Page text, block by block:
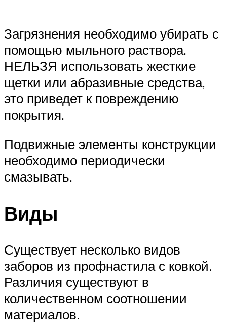
Загрязнения необходимо убирать с
помощью мыльного раствора.
НЕЛЬЗЯ использовать жесткие
щетки или абразивные средства,
это приведет к повреждению
покрытия.
Подвижные элементы конструкции
необходимо периодически
смазывать.
Виды
Существует несколько видов
заборов из профнастила с ковкой.
Различия существуют в
количественном соотношении
материалов.